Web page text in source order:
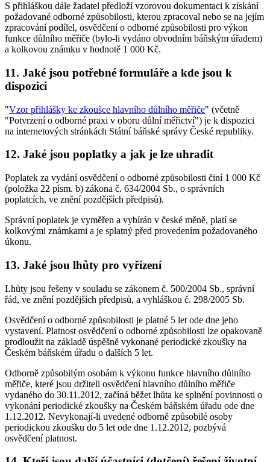
S přihláškou dále žadatel předloží vzorovou dokumentaci k získání
požadované odborné způsobilosti, kterou zpracoval nebo se na jejím
zpracování podílel, osvědčení o odborné způsobilosti pro výkon
funkce důlního měřiče (bylo-li vydáno obvodním báňským úřadem)
a kolkovou známku v hodnotě 1 000 Kč.
11. Jaké jsou potřebné formuláře a kde jsou k
dispozici
"Vzor přihlášky ke zkoušce hlavního důlního měřiče" (včetně
"Potvrzení o odborné praxi v oboru důlní měřictví") je k dispozici
na internetových stránkách Státní báňské správy České republiky.
12. Jaké jsou poplatky a jak je lze uhradit
Poplatek za vydání osvědčení o odborné způsobilosti činí 1 000 Kč
(položka 22 písm. b) zákona č. 634/2004 Sb., o správních
poplatcích, ve znění pozdějších předpisů).
Správní poplatek je vyměřen a vybírán v české měně, platí se
kolkovými známkami a je splatný před provedením požadovaného
úkonu.
13. Jaké jsou lhůty pro vyřízení
Lhůty jsou řešeny v souladu se zákonem č. 500/2004 Sb., správní
řád, ve znění pozdějších předpisů, a vyhláškou č. 298/2005 Sb.
Osvědčení o odborné způsobilosti je platné 5 let ode dne jeho
vystavení. Platnost osvědčení o odborné způsobilosti lze opakovaně
prodloužit na základě úspěšně vykonané periodické zkoušky na
Českém báňském úřadu o dalších 5 let.
Odborně způsobilým osobám k výkonu funkce hlavního důlního
měřiče, které jsou držiteli osvědčení hlavního důlního měřiče
vydaného do 30.11.2012, začíná běžet lhůta ke splnění povinnosti o
vykonání periodické zkoušky na Českém báňském úřadu ode dne
1.12.2012. Nevykonají-li uvedené odborně způsobilé osoby
periodickou zkoušku do 5 let ode dne 1.12.2012, pozbývá
osvědčení platnost.